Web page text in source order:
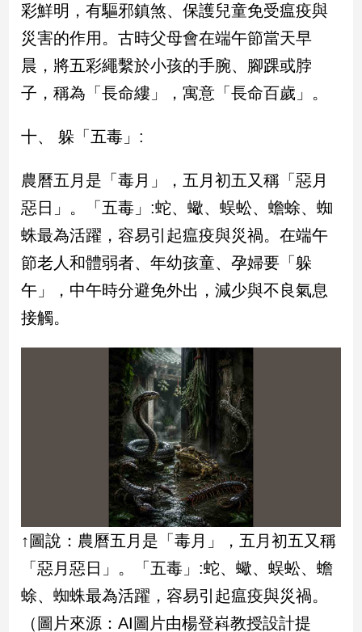
彩鮮明，有驅邪鎮煞、保護兒童免受瘟疫與
災害的作用。古時父母會在端午節當天早
晨，將五彩繩繫於小孩的手腕、腳踝或脖
子，稱為「長命縷」，寓意「長命百歲」。
十、 躲「五毒」:
農曆五月是「毒月」，五月初五又稱「惡月
惡日」。「五毒」:蛇、蠍、蜈蚣、蟾蜍、蜘
蛛最為活躍，容易引起瘟疫與災禍。在端午
節老人和體弱者、年幼孩童、孕婦要「躲
午」，中午時分避免外出，減少與不良氣息
接觸。
↑圖說：農曆五月是「毒月」，五月初五又稱
「惡月惡日」。「五毒」:蛇、蠍、蜈蚣、蟾
蜍、蜘蛛最為活躍，容易引起瘟疫與災禍。
（圖片來源：AI圖片由楊登嵙教授設計提